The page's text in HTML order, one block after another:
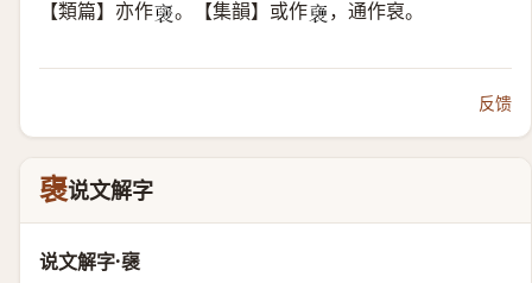
【類篇】亦作𧝾 。【集韻】或作𧜪 ，通作裒。
反馈
襃说文解字
说文解字·襃